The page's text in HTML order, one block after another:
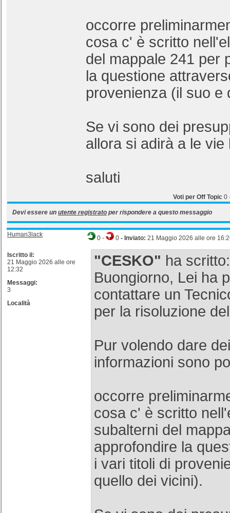
occorre
cosa c' è scritto
del mappale 241 per
la questione
provenienza (il suo e
Se vi sono dei
allora si adirà a le vie
saluti
Voti per Off Topic 0
Devi essere un utente registrato per rispondere a questo messaggio
Human3lack
Iscritto il:
21 Maggio 2026 alle ore
12:32
Messaggi:
3
Località
0 - 0 - Inviato: 21 Maggio 2026 alle ore
"CESKO" ha scritto:
Buongiorno, Lei ha
contattare un
per la risoluzione
Pur volendo dare
informazioni sono
occorre
cosa c' è scritto
subalterni del
approfondire la
i vari titoli di
quello dei vicini).